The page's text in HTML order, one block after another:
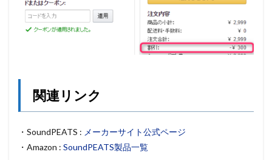
関連リンク
・SoundPEATS : メーカーサイト公式ページ
・Amazon : SoundPEATS製品一覧